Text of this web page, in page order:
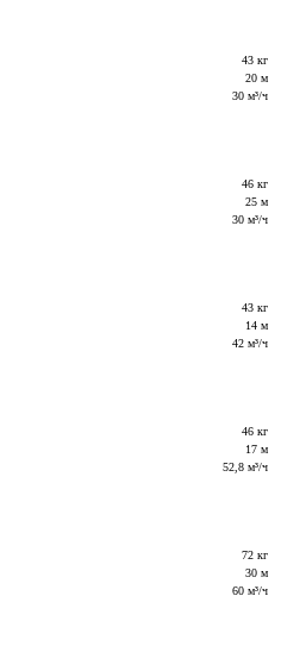
43 кг
20 м
30 м³/ч
46 кг
25 м
30 м³/ч
43 кг
14 м
42 м³/ч
46 кг
17 м
52,8 м³/ч
72 кг
30 м
60 м³/ч